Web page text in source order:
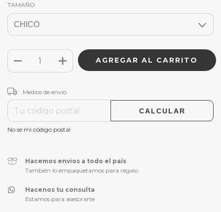
TAMAÑO
Entregas para el CP:
Medios de envío
CALCULAR
No sé mi código postal
Hacemos envios a todo el país
También lo empaquetamos para regalo
Hacenos tu consulta
Estamos para asesorarte